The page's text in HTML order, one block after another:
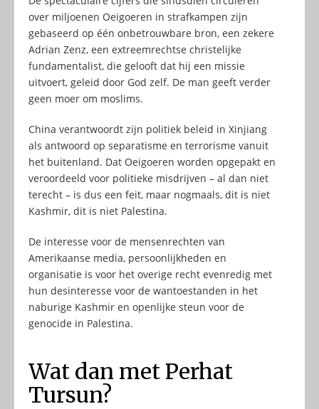
over miljoenen Oeigoeren in strafkampen zijn
gebaseerd op één onbetrouwbare bron, een zekere
Adrian Zenz, een extreemrechtse christelijke
fundamentalist, die gelooft dat hij een missie
uitvoert, geleid door God zelf. De man geeft verder
geen moer om moslims.
China verantwoordt zijn politiek beleid in Xinjiang
als antwoord op separatisme en terrorisme vanuit
het buitenland. Dat Oeigoeren worden opgepakt en
veroordeeld voor politieke misdrijven – al dan niet
terecht – is dus een feit, maar nogmaals, dit is niet
Kashmir, dit is niet Palestina.
De interesse voor de mensenrechten van
Amerikaanse media, persoonlijkheden en
organisatie is voor het overige recht evenredig met
hun desinteresse voor de wantoestanden in het
naburige Kashmir en openlijke steun voor de
genocide in Palestina.
Wat dan met Perhat
Tursun?